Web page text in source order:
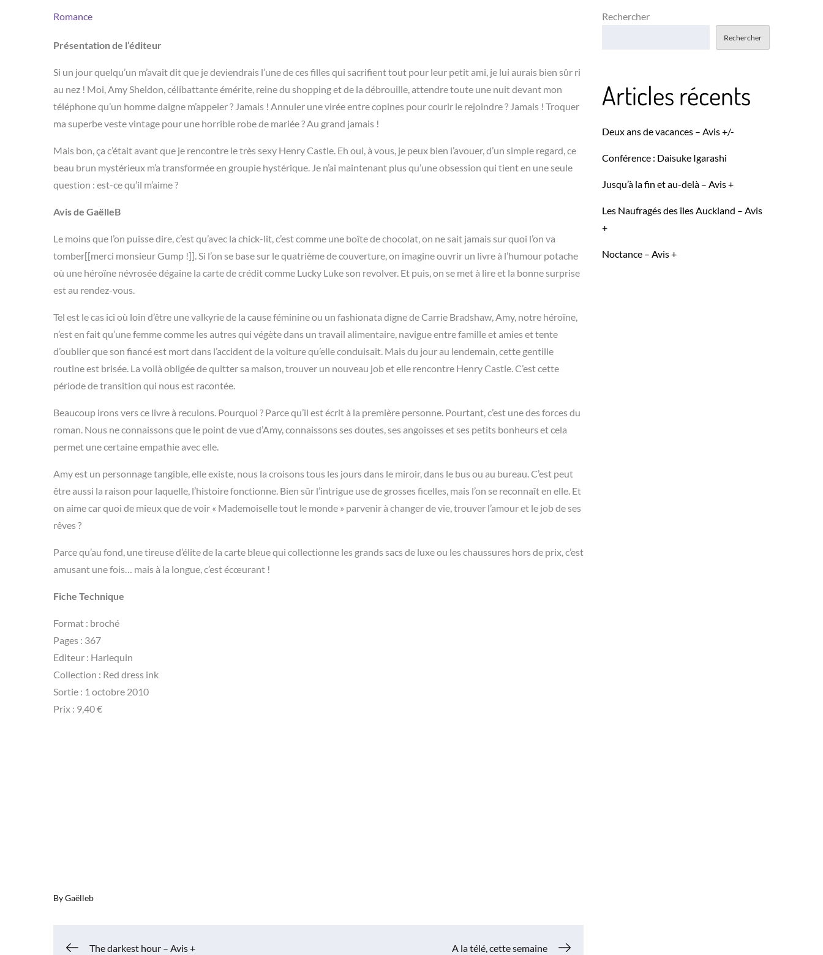
Romance
Présentation de l’éditeur
Si un jour quelqu’un m’avait dit que je deviendrais l’une de ces filles qui sacrifient tout pour leur petit ami, je lui aurais bien sûr ri
au nez ! Moi, Amy Sheldon, célibattante émérite, reine du shopping et de la débrouille, attendre toute une nuit devant mon
téléphone qu’un homme daigne m’appeler ? Jamais ! Annuler une virée entre copines pour courir le rejoindre ? Jamais ! Troquer
ma superbe veste vintage pour une horrible robe de mariée ? Au grand jamais !
Mais bon, ça c’était avant que je rencontre le très sexy Henry Castle. Eh oui, à vous, je peux bien l’avouer, d’un simple regard, ce
beau brun mystérieux m’a transformée en groupie hystérique. Je n’ai maintenant plus qu’une obsession qui tient en une seule
question : est-ce qu’il m’aime ?
Avis de GaëlleB
Le moins que l’on puisse dire, c’est qu’avec la chick-lit, c’est comme une boîte de chocolat, on ne sait jamais sur quoi l’on va
tomber[[merci monsieur Gump !]]. Si l’on se base sur le quatrième de couverture, on imagine ouvrir un livre à l’humour potache
où une héroïne névrosée dégaine la carte de crédit comme Lucky Luke son revolver. Et puis, on se met à lire et la bonne surprise
est au rendez-vous.
Tel est le cas ici où loin d’être une valkyrie de la cause féminine ou un fashionata digne de Carrie Bradshaw, Amy, notre héroïne,
n’est en fait qu’une femme comme les autres qui végète dans un travail alimentaire, navigue entre famille et amies et tente
d’oublier que son fiancé est mort dans l’accident de la voiture qu’elle conduisait. Mais du jour au lendemain, cette gentille
routine est brisée. La voilà obligée de quitter sa maison, trouver un nouveau job et elle rencontre Henry Castle. C’est cette
période de transition qui nous est racontée.
Beaucoup irons vers ce livre à reculons. Pourquoi ? Parce qu’il est écrit à la première personne. Pourtant, c’est une des forces du
roman. Nous ne connaissons que le point de vue d’Amy, connaissons ses doutes, ses angoisses et ses petits bonheurs et cela
permet une certaine empathie avec elle.
Amy est un personnage tangible, elle existe, nous la croisons tous les jours dans le miroir, dans le bus ou au bureau. C’est peut
être aussi la raison pour laquelle, l’histoire fonctionne. Bien sûr l’intrigue use de grosses ficelles, mais l’on se reconnaît en elle. Et
on aime car quoi de mieux que de voir « Mademoiselle tout le monde » parvenir à changer de vie, trouver l’amour et le job de ses
rêves ?
Parce qu’au fond, une tireuse d’élite de la carte bleue qui collectionne les grands sacs de luxe ou les chaussures hors de prix, c’est
amusant une fois… mais à la longue, c’est écœurant !
Fiche Technique
Format : broché
Pages : 367
Editeur : Harlequin
Collection : Red dress ink
Sortie : 1 octobre 2010
Prix : 9,40 €
ByGaëlleb
The darkest hour – Avis + A la télé, cette semaine
Rechercher
Rechercher
Articles récents
Deux ans de vacances – Avis +/-
Conférence : Daisuke Igarashi
Jusqu’à la fin et au-delà – Avis +
Les Naufragés des îles Auckland – Avis
+
Noctance – Avis +